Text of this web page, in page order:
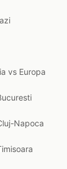
vs Europa
Napoca